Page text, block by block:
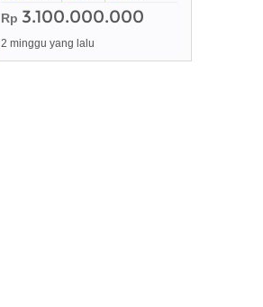
Rp 3.100.000.000
2 minggu yang lalu